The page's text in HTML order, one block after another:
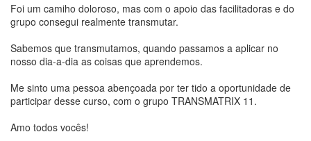
Foi um camiho doloroso, mas com o apoio das facilitadoras e do
grupo consegui realmente transmutar.
Sabemos que transmutamos, quando passamos a aplicar no
nosso dia-a-dia as coisas que aprendemos.
Me sinto uma pessoa abençoada por ter tido a oportunidade de
participar desse curso, com o grupo TRANSMATRIX 11.
Amo todos vocês!